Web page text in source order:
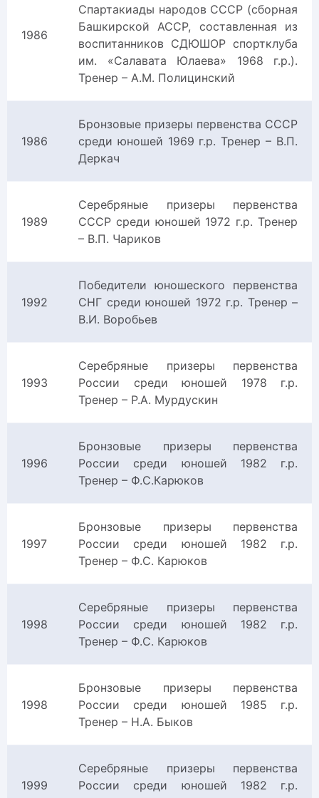
1986
Спартакиады народов СССР (сборная
Башкирской АССР, составленная из
воспитанников СДЮШОР спортклуба
им. «Салавата Юлаева» 1968 г.р.).
Тренер – А.М. Полицинский
1986
Бронзовые призеры первенства СССР
среди юношей 1969 г.р. Тренер – В.П.
Деркач
1989
Серебряные призеры первенства
СССР среди юношей 1972 г.р. Тренер
– В.П. Чариков
1992
Победители юношеского первенства
СНГ среди юношей 1972 г.р. Тренер –
В.И. Воробьев
1993
Серебряные призеры первенства
России среди юношей 1978 г.р.
Тренер – Р.А. Мурдускин
1996
Бронзовые призеры первенства
России среди юношей 1982 г.р.
Тренер – Ф.С.Карюков
1997
Бронзовые призеры первенства
России среди юношей 1982 г.р.
Тренер – Ф.С. Карюков
1998
Серебряные призеры первенства
России среди юношей 1982 г.р.
Тренер – Ф.С. Карюков
1998
Бронзовые призеры первенства
России среди юношей 1985 г.р.
Тренер – Н.А. Быков
1999
Серебряные призеры первенства
России среди юношей 1982 г.р.